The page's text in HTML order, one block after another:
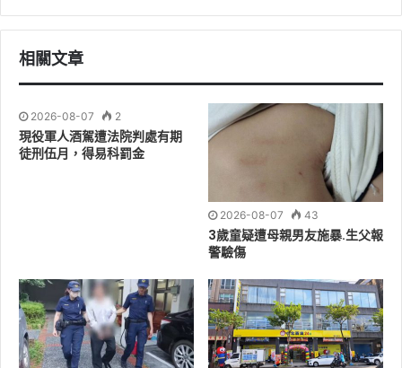
投入救災工作。期這批救命器能夠成為義消人員在前線時
得以保障他們自身安全。義消人員的勇氣與無私精神令人
敬佩，公所責無旁貸提供更完善的裝備，以維護他們的生
命安全。
義消兄弟在兼顧工作與家庭之餘，仍積極投入訓練與救援
勤務，無私奉獻、守護家鄉，令人敬佩。每一位義消都是
相關文章
2026-08-07 2
現役軍人酒駕遭法院判處有期
徒刑伍月，得易科罰金
2026-08-07 43
3歲童疑遭母親男友施暴.生父報
警驗傷